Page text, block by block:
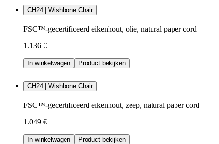
CH24 | Wishbone Chair
FSC™-gecertificeerd eikenhout, olie, natural paper cord
1.136 €
In winkelwagen Product bekijken
CH24 | Wishbone Chair
FSC™-gecertificeerd eikenhout, zeep, natural paper cord
1.049 €
In winkelwagen Product bekijken